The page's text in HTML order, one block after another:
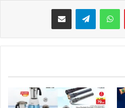
بينتيريستواتساب تيلقرام مشاركة عبر البريد